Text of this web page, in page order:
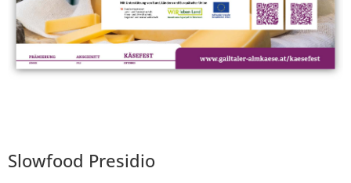
Slowfood Presidio